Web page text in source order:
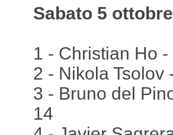
Sabato 5
1 - Christian Ho
2 - Nikola Tsolov
3 - Bruno del
14